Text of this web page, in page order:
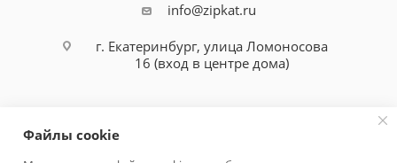
info@zipkat.ru
г. Екатеринбург, улица Ломоносова
16 (вход в центре дома)
Файлы cookie